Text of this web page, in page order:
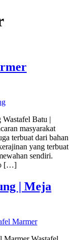
Batu |
masyarakat
terbuat dari bahan
yang terbuat
sendiri.
[…]
| Meja